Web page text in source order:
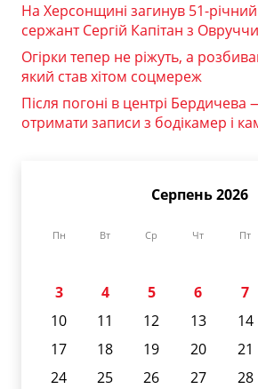
На Херсонщині загинув 51-
сержант Сергій Капітан з
Огірки тепер не ріжуть, а
який став хітом соцмереж
Після погоні в центрі Бердичева
отримати записи з бодікамер і
Серпень 2026
Пн Вт Ср Чт Пт
3
4 5 6 7
10
11 12 13 14
17
18 19 20 21
24
25 26 27 28